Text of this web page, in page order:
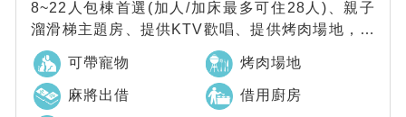
8~22人包棟首選(加人/加床最多可住28人)、親子
溜滑梯主題房、提供KTV歡唱、提供烤肉場地，宜
蘭嫣朵親子包棟民宿是您來宜蘭的包...
可帶寵物 烤肉場地
麻將出借 借用廚房